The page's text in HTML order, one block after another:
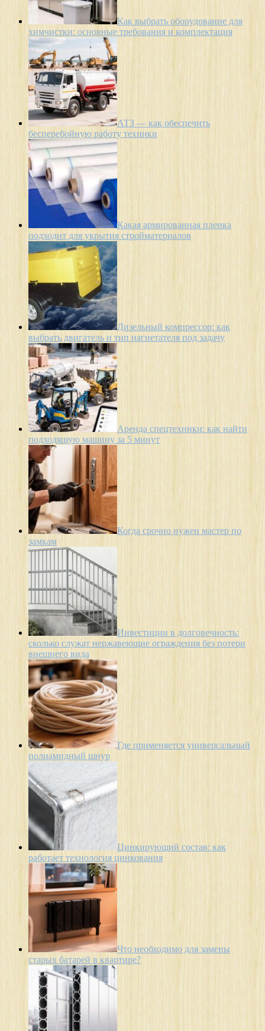
Как выбрать оборудование для
химчистки: основные требования и комплектация
АТЗ — как обеспечить
бесперебойную работу техники
Какая армированная пленка
подходит для укрытия стройматериалов
Дизельный компрессор: как
выбрать двигатель и тип нагнетателя под задачу
Аренда спецтехники: как найти
подходящую машину за 5 минут
Когда срочно нужен мастер по
замкам
Инвестиции в долговечность:
сколько служат нержавеющие ограждения без потери
внешнего вида
Где применяется универсальный
полиамидный шнур
Цинкирующий состав: как
работает технология цинкования
Что необходимо для замены
старых батарей в квартире?